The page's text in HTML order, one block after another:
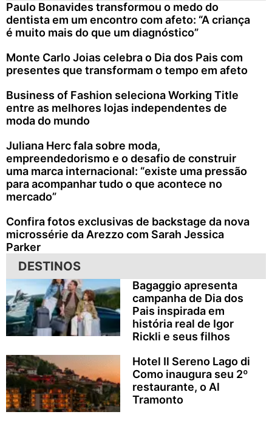
Paulo Bonavides transformou o medo do
dentista em um encontro com afeto: “A criança
é muito mais do que um diagnóstico”
Monte Carlo Joias celebra o Dia dos Pais com
presentes que transformam o tempo em afeto
Business of Fashion seleciona Working Title
entre as melhores lojas independentes de
moda do mundo
Juliana Herc fala sobre moda,
empreendedorismo e o desafio de construir
uma marca internacional: “existe uma pressão
para acompanhar tudo o que acontece no
mercado”
Confira fotos exclusivas de backstage da nova
microssérie da Arezzo com Sarah Jessica
Parker
DESTINOS
Bagaggio apresenta
campanha de Dia dos
Pais inspirada em
história real de Igor
Rickli e seus filhos
Hotel Il Sereno Lago di
Como inaugura seu 2º
restaurante, o Al
Tramonto